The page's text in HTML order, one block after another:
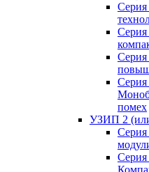
Серия
Серия
помех
УЗИП 2
Серия